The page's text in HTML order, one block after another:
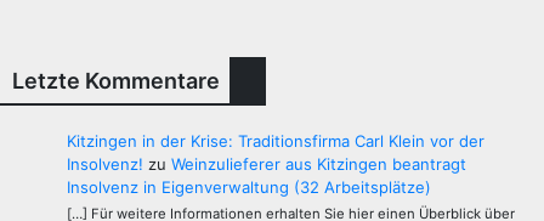
Letzte Kommentare
Kitzingen in der Krise: Traditionsfirma Carl Klein vor der
Insolvenz! zu Weinzulieferer aus Kitzingen beantragt
Insolvenz in Eigenverwaltung (32 Arbeitsplätze)
[…] Für weitere Informationen erhalten Sie hier einen Überblick über